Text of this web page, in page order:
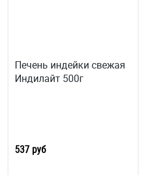
Печень индейки свежая
Индилайт 500г
537 руб